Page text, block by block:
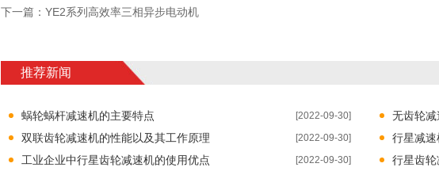
下一篇： YE2系列高效率三相异步电动机
推荐新闻
蜗轮蜗杆减速机的主要特点 [2022-09-30] 无齿轮
双联齿轮减速机的性能以及其工作原理 [2022-09-30] 行星减
工业企业中行星齿轮减速机的使用优点 [2022-09-30] 行星齿